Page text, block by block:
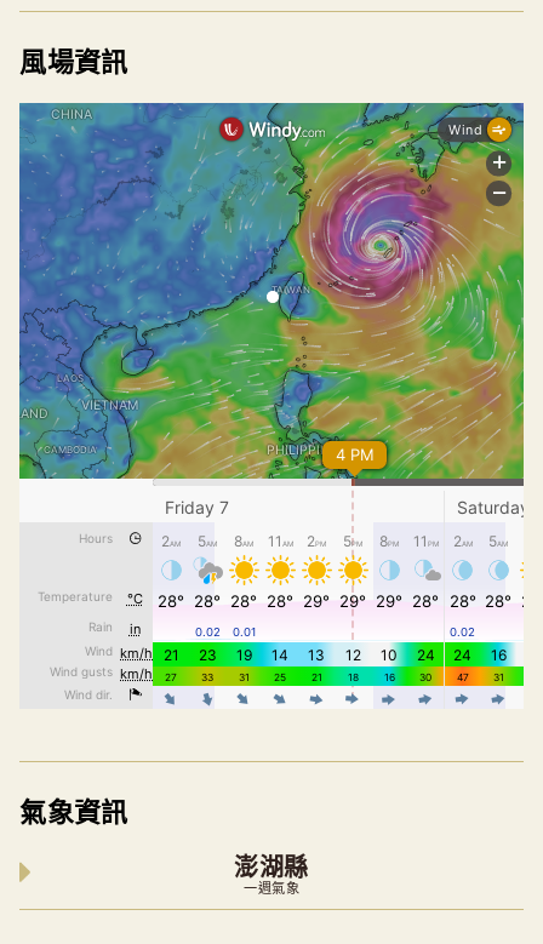
風場資訊
氣象資訊
澎湖縣
一週氣象